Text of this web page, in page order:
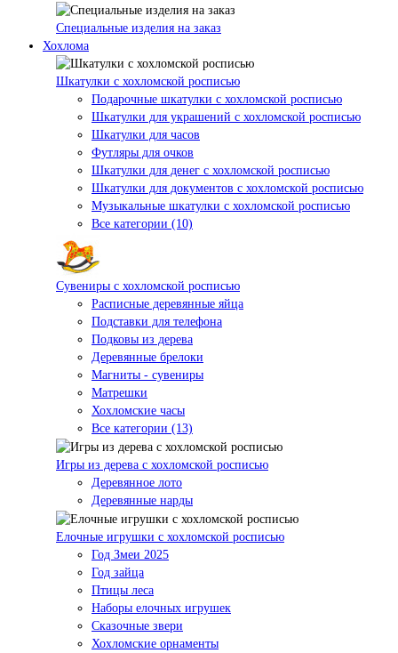
Специальные изделия на заказ
Хохлома
Шкатулки с хохломской росписью
Подарочные шкатулки с хохломской росписью
Шкатулки для украшений с хохломской росписью
Шкатулки для часов
Футляры для очков
Шкатулки для денег с хохломской росписью
Шкатулки для документов с хохломской росписью
Музыкальные шкатулки с хохломской росписью
Все категории (10)
Сувениры с хохломской росписью
Расписные деревянные яйца
Подставки для телефона
Подковы из дерева
Деревянные брелоки
Магниты - сувениры
Матрешки
Хохломские часы
Все категории (13)
Игры из дерева с хохломской росписью
Деревянное лото
Деревянные нарды
Елочные игрушки с хохломской росписью
Год Змеи 2025
Год зайца
Птицы леса
Наборы елочных игрушек
Сказочные звери
Хохломские орнаменты